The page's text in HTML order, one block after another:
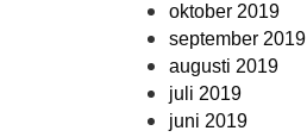
oktober 2019
september 2019
augusti 2019
juli 2019
juni 2019